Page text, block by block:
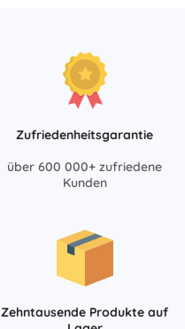
Zufriedenheitsgarantie
über 600 000+ zufriedene
Kunden
Zehntausende Produkte auf